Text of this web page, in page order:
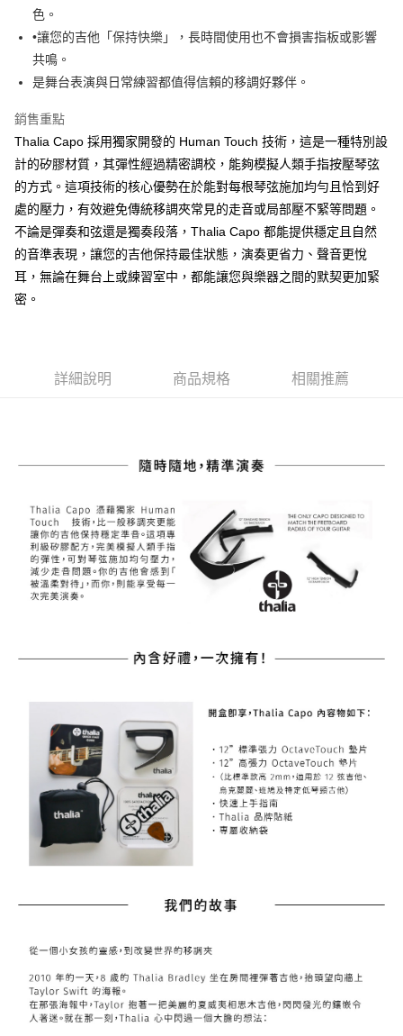
台新國際商業銀行
台灣樂天信用卡公司
Google Pay
全盈+PAY
AFTEE先享後付
【關於「AFTEE先享後付」】
AFTEE先享後付是「在收到商品之後才付款」的支付方式。 讓您購物簡單
便利好安心！
１．簡單：不需註冊會員、不需綁卡、不需儲值。
２．便利：只要手機號碼，簡訊認證，即可結帳。
３．安心：先確認商品／服務後，再付款。
【「AFTEE先享後付」結帳流程】
１．於結帳方式選擇「AFTEE先享後付」後，將跳轉至「AFTEE先享後付」
結帳頁面，進行簡訊認證並確認金額後，即可完成結帳。
２．訂單成立數日內，您將收到繳費通知簡訊。
３．收到繳費通知簡訊後14天內，點擊此簡訊中的連結，可透過四大超商／
※ 交易是否成功請以「AFTEE先享後付 」之結帳頁面顯示為準，若有關於
１．透過由恩沛科技股份有限公司提供之「AFTEE先享後付」服務完成之交
２．關於個人資料處理事宜，請瀏覽以下網址：
https://aftee.tw/terms/#terms3
３．未成年的使用者請事先徵得法定代理人或監護人之同意方可使用
「AFTEE先享後付」，若未經同意申辦者引起之損失，本公司不負相關責
任。
４．使用「AFTEE先享後付」時，將依據個別帳號之用戶狀況，依本公司即
時審查核予不同之上限額度；若仍有額度不足之情形，本公司將視審查結果
恩沛科技股份有限公司將有權停止該用戶之使用額度並採取法律行動。
ATM付款
運送方式
全家取貨付款
每筆NT$60，滿NT$899(含以上)免運費
付款後全家取貨
每筆NT$60，滿NT$899(含以上)免運費
付款後7-11取貨
每筆NT$105，滿NT$899(含以上)免運費
每筆NT$80，滿NT$899(含以上)免運費
宅配 - 離島
每筆NT$80，滿NT$899(含以上)免運費
色。
•讓您的吉他「保持快樂」，長時間使用也不會損害指板或影響
共鳴。
是舞台表演與日常練習都值得信賴的移調好夥伴。
銷售重點
Thalia Capo 採用獨家開發的 Human Touch 技術，這是一種特別設
計的矽膠材質，其彈性經過精密調校，能夠模擬人類手指按壓琴弦
的方式。這項技術的核心優勢在於能對每根琴弦施加均勻且恰到好
處的壓力，有效避免傳統移調夾常見的走音或局部壓不緊等問題。
不論是彈奏和弦還是獨奏段落，Thalia Capo 都能提供穩定且自然
的音準表現，讓您的吉他保持最佳狀態，演奏更省力、聲音更悅
耳，無論在舞台上或練習室中，都能讓您與樂器之間的默契更加緊
密。
詳細說明 商品規格 相關推薦